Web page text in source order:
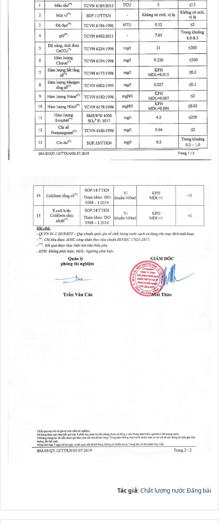
Tác giả:Chất lượng nước Đăng bài